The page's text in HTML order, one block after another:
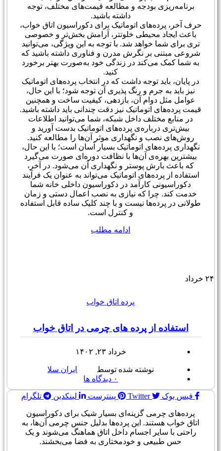
برنامه‌ریزی بودجه و مطالعه قیمت‌های مختلف، توجه
داشته باشید.
حرف آخر، پرده‌های اتوماتیک برای دکوراسیون اتاق خواب،
باعث ایجاد محیطی خلوتتر، آرامش بخش‌تر و خصوصی
تری برای شما خواهد شد. با توجه به این ویژگی، می‌توانید
شروعی مبتنی بر نگرش مدرن و فناوری داشته باشید که
به شما کمک می‌کند در زندگی خود به‌صورت بهتر برخورد
کنید.
در پایان، باید توجه داشت که در انتخاب پرده‌های اتوماتیک
نیز باید به جرم و رنگ پذیری آن توجه شود؛ با این حال،
عوامل مثل دوام آن، بازدهی، کیفیت ساخت و همچنین
قیمت پرده‌های اتوماتیک نیز دقت چندانی باید داشته باشید.
در منابع مختلف داخل شبکه، شما می‌توانید اطلاعات
بیش‌تری درباره‌ی پرده‌های اتوماتیک بدست آورید و
روش‌های نصب و نگهداری موثر آن‌ها را مطالعه کنید.
نگهداری پرده‌های اتوماتیک بسیار آسان است؛ با این حال،
بیشترین بهره‌ی آن‌ها با نظافت دوره‌ای صورت می‌گیرد
که باعث بارش پوستر و نگهداری آن می‌شود. در آخر،
استفاده از پرده‌های اتوماتیک می‌تواند به عنوان یک فرآیند
دکوراسیونی کارآمد در دکوراسیون داخلی خانه شما
خدمت کند. چرا که نیازی به نصب اعمال دستی و زمان
طولانی در پرده‌ها نیست و با چند کلیک ساده قابل استفاده
و کنترل است.
ادامه مطلب
۲۴ خرداد
پرده اتاق خواب
استفاده از پرده های چرمی در اتاق خواب
خرداد ۲۳, ۱۴۰۲
نوشته شده توسط
ایران سلا
۰ دیدگاه ها
فیس بوک Twitter پینترست لینکدین تلگرام
پرده‌های چرمی گزینه‌ای بسیار شیک برای دکوراسیون
اتاق خواب هستند. این پرده‌ها بدلیل جنس چرمی آن‌ها، به
راحتی با سایر اجسام داخل اتاق هماهنگ می‌شوند و یک
حس طبیعی و خودمختاری به فضا می‌بخشند.